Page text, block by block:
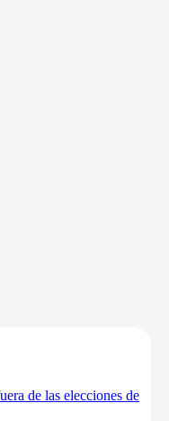
de las elecciones de